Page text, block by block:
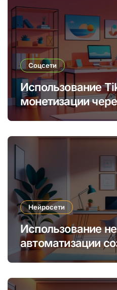
Соцсети
Использование
монетизации
платные подписки
Нейросети
Использование
автоматизации
уникальных